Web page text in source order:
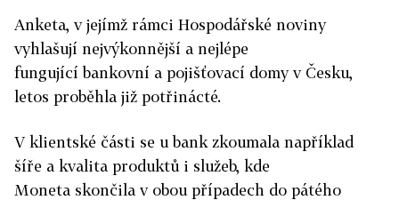
Anketa, v jejímž rámci Hospodářské noviny
vyhlašují nejvýkonnější a nejlépe
fungující bankovní a pojišťovací domy v Česku,
letos proběhla již potřinácté.
V klientské části se u bank zkoumala například
šíře a kvalita produktů i služeb, kde
Moneta skončila v obou případech do pátého